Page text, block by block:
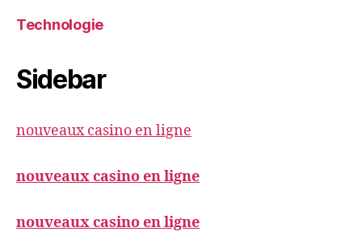
Technologie
Sidebar
nouveaux casino en ligne
nouveaux casino en ligne
nouveaux casino en ligne